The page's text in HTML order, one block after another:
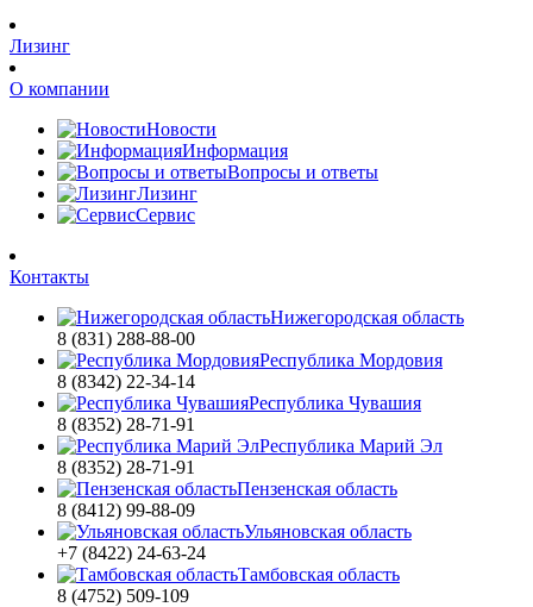
Лизинг
О компании
Новости
Информация
Вопросы и ответы
Лизинг
Сервис
Контакты
Нижегородская область
8 (831) 288-88-00
Республика Мордовия
8 (8342) 22-34-14
Республика Чувашия
8 (8352) 28-71-91
Республика Марий Эл
8 (8352) 28-71-91
Пензенская область
8 (8412) 99-88-09
Ульяновская область
+7 (8422) 24-63-24
Тамбовская область
8 (4752) 509-109